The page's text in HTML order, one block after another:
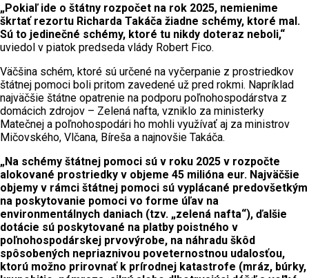
„Pokiaľ ide o štátny rozpočet na rok 2025, nemienime
škrtať rezortu Richarda Takáča žiadne schémy, ktoré mal.
Sú to jedinečné schémy, ktoré tu nikdy doteraz neboli,“
uviedol v piatok predseda vlády Robert Fico.
Väčšina schém, ktoré sú určené na vyčerpanie z prostriedkov
štátnej pomoci boli pritom zavedené už pred rokmi. Napríklad
najväčšie štátne opatrenie na podporu poľnohospodárstva z
domácich zdrojov – Zelená nafta, vzniklo za ministerky
Matečnej a poľnohospodári ho mohli využívať aj za ministrov
Mičovského, Vlčana, Bíreša a najnovšie Takáča.
„Na schémy štátnej pomoci sú v roku 2025 v rozpočte
alokované prostriedky v objeme 45 milióna eur. Najväčšie
objemy v rámci štátnej pomoci sú vyplácané predovšetkým
na poskytovanie pomoci vo forme úľav na
environmentálnych daniach (tzv. „zelená nafta“), ďalšie
dotácie sú poskytované na platby poistného v
poľnohospodárskej prvovýrobe, na náhradu škôd
spôsobených nepriaznivou poveternostnou udalosťou,
ktorú možno prirovnať k prírodnej katastrofe (mráz, búrky,